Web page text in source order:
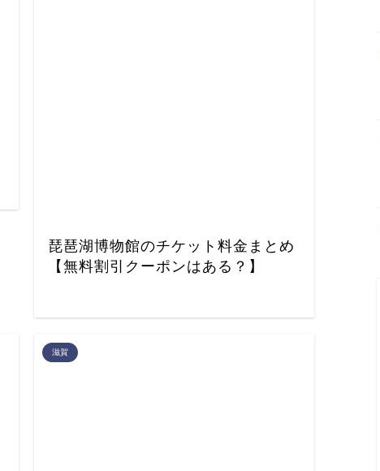
琵琶湖博物館のチケット料金まとめ
【無料割引クーポンはある？】
滋賀